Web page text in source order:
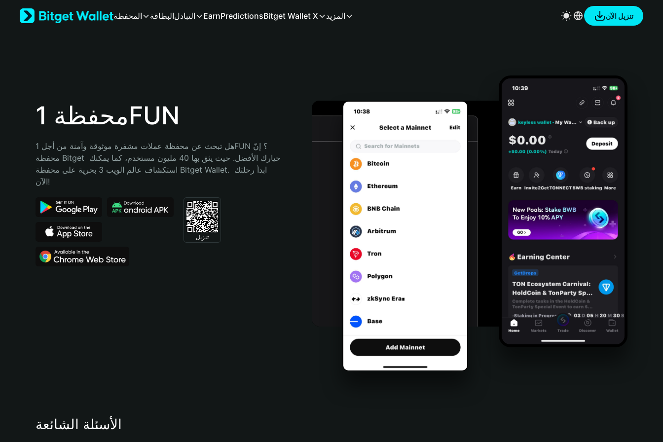
Bahasa Indonesia
Português (Brasil)
المحفظة البطاقةالتبادل EarnPredictionsBitget Wallet X المزيد تنزيل الآن
محفظة 1FUN
هل تبحث عن محفظة عملات مشفرة موثوقة وآمنة من أجل 1FUN؟ إنّ
محفظة Bitget خيارك الأفضل. حيث يثق بها 40 مليون مستخدم، كما يمكنك
استكشاف عالم الويب 3 بحرية على محفظة Bitget Wallet. ابدأ رحلتك
الآن!
تنزيل
الأسئلة الشائعة